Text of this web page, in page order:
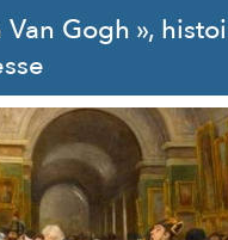
Van Gogh »,